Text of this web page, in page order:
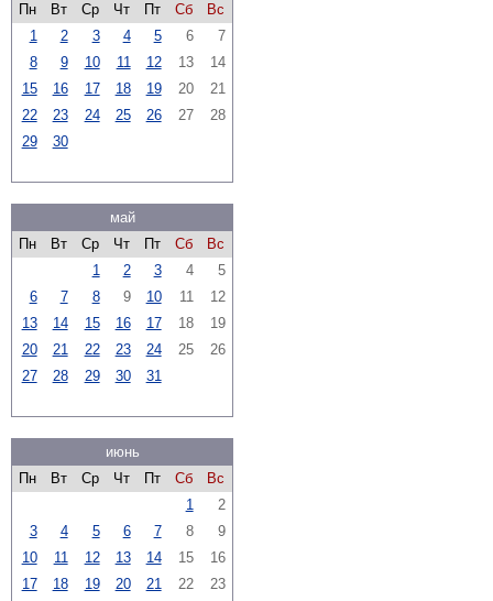
Пн
Вт Ср Чт Пт Сб
Вс
1
2 3 4 5 6
7
8
9 10 11 12 13
14
15
16 17 18 19 20
21
22
23 24 25 26 27
28
29
30
май
Пн
Вт Ср Чт Пт Сб
Вс
1
2 3 4
5
6
7 8 9 10 11
12
13
14 15 16 17 18
19
20
21 22 23 24 25
26
27
28 29 30 31
июнь
Пн
Вт Ср Чт Пт Сб
Вс
1
2
3
4 5 6 7 8
9
10
11 12 13 14 15
16
17
18 19 20 21 22
23